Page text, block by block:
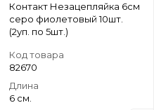
Контакт Незацепляйка 6см
серо фиолетовый 10шт.
(2уп. по 5шт.)
Код товара
82670
Длина
6 см.